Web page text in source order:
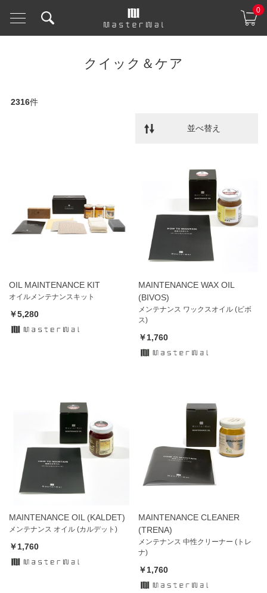
0
クイック＆ケア
2316件
並べ替え
OIL MAINTENANCE KIT
オイルメンテナンスキット
￥5,280
MAINTENANCE WAX OIL
(BIVOS)
メンテナンス ワックスオイル (ビボ
ス)
￥1,760
MAINTENANCE OIL (KALDET)
メンテナンス オイル (カルデット)
￥1,760
MAINTENANCE CLEANER
(TRENA)
メンテナンス 中性クリーナー (トレ
ナ)
￥1,760